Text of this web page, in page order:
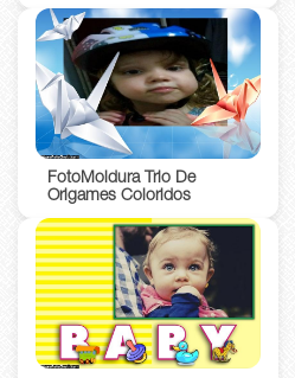
FotoMoldura Trio De
Origames Coloridos